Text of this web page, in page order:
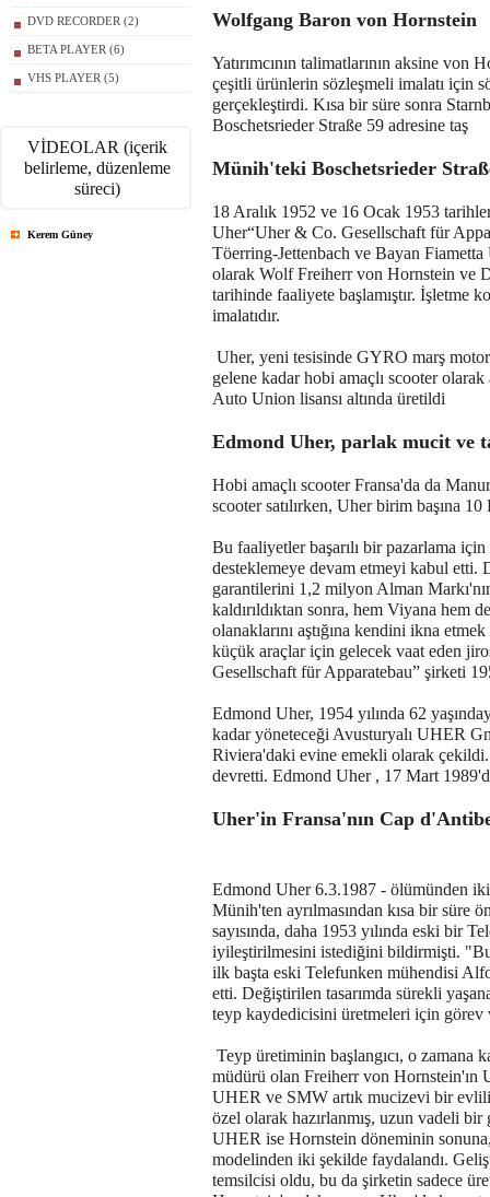
DVD RECORDER (2)
BETA PLAYER (6)
VHS PLAYER (5)
VİDEOLAR (içerik
belirleme, düzenleme
süreci)
Kerem Güney
Wolfgang Baron von Hornstein
Yatırımcının talimatlarının aksine
çeşitli ürünlerin sözleşmeli imalatı için
gerçekleştirdi. Kısa bir süre sonra
Boschetsrieder Straße 59 adresine taş
Münih'teki Boschetsrieder
18 Aralık 1952 ve 16 Ocak 1953
Uher“Uher & Co. Gesellschaft für
Töerring-Jettenbach ve Bayan
olarak Wolf Freiherr von Hornstein ve
tarihinde faaliyete başlamıştır. İşletme
imalatıdır.
Uher, yeni tesisinde GYRO marş
gelene kadar hobi amaçlı scooter olarak
Auto Union lisansı altında üretildi
Edmond Uher, parlak mucit ve
Hobi amaçlı scooter Fransa'da da
scooter satılırken, Uher birim başına
Bu faaliyetler başarılı bir pazarlama
desteklemeye devam etmeyi kabul etti.
garantilerini 1,2 milyon Alman
kaldırıldıktan sonra, hem Viyana hem
olanaklarını aştığına kendini ikna
küçük araçlar için gelecek vaat eden
Gesellschaft für Apparatebau” şirketi
Edmond Uher, 1954 yılında 62
kadar yöneteceği Avusturyalı UHER
Riviera'daki evine emekli olarak
devretti. Edmond Uher , 17 Mart
Uher'in Fransa'nın Cap
Edmond Uher 6.3.1987 - ölümünden
Münih'ten ayrılmasından kısa bir
sayısında, daha 1953 yılında eski bir
iyileştirilmesini istediğini bildirmişti.
ilk başta eski Telefunken mühendisi
etti. Değiştirilen tasarımda sürekli
teyp kaydedicisini üretmeleri için
Teyp üretiminin başlangıcı, o zamana
müdürü olan Freiherr von Hornstein'ın
UHER ve SMW artık mucizevi bir
özel olarak hazırlanmış, uzun vadeli
UHER ise Hornstein döneminin
modelinden iki şekilde faydalandı.
temsilcisi oldu, bu da şirketin sadece